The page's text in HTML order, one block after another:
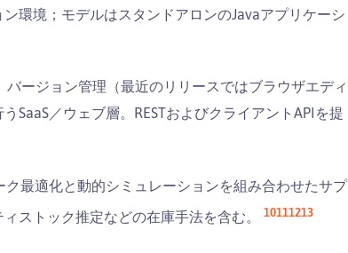
環境；モデルはスタンドアロンのJavaアプリケーシ
ージョン管理（最近のリリースではブラウザエディ
SaaS／ウェブ層。RESTおよびクライアントAPIを提
ク最適化と動的シミュレーションを組み合わせたサプ
ストック推定などの在庫手法を含む。 10111213